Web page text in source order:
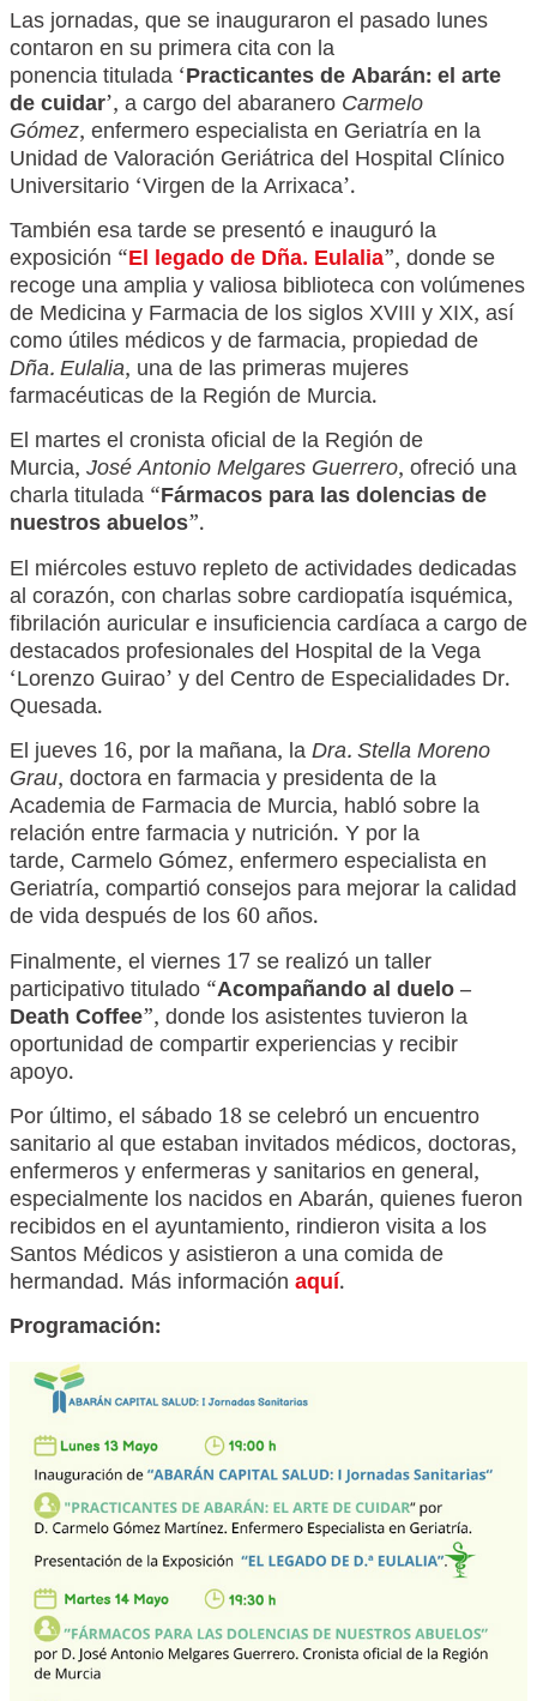
Las jornadas, que se inauguraron el pasado lunes
contaron en su primera cita con la
ponencia titulada ‘Practicantes de Abarán: el arte
de cuidar’, a cargo del abaranero Carmelo
Gómez, enfermero especialista en Geriatría en la
Unidad de Valoración Geriátrica del Hospital Clínico
Universitario ‘Virgen de la Arrixaca’.
También esa tarde se presentó e inauguró la
exposición “El legado de Dña. Eulalia”, donde se
recoge una amplia y valiosa biblioteca con volúmenes
de Medicina y Farmacia de los siglos XVIII y XIX, así
como útiles médicos y de farmacia, propiedad de
Dña. Eulalia, una de las primeras mujeres
farmacéuticas de la Región de Murcia.
El martes el cronista oficial de la Región de
Murcia, José Antonio Melgares Guerrero, ofreció una
charla titulada “Fármacos para las dolencias de
nuestros abuelos”.
El miércoles estuvo repleto de actividades dedicadas
al corazón, con charlas sobre cardiopatía isquémica,
fibrilación auricular e insuficiencia cardíaca a cargo de
destacados profesionales del Hospital de la Vega
‘Lorenzo Guirao’ y del Centro de Especialidades Dr.
Quesada.
El jueves 16, por la mañana, laDra. Stella Moreno
Grau, doctora en farmacia y presidenta de la
Academia de Farmacia de Murcia, habló sobre la
relación entre farmacia y nutrición. Y por la
tarde, Carmelo Gómez, enfermero especialista en
Geriatría, compartió consejos para mejorar la calidad
de vida después de los 60 años.
Finalmente, el viernes 17 se realizó un taller
participativo titulado “Acompañando al duelo –
Death Coffee”, donde los asistentes tuvieron la
oportunidad de compartir experiencias y recibir
apoyo.
Por último, el sábado 18 se celebró un encuentro
sanitario al que estaban invitados médicos, doctoras,
enfermeros y enfermeras y sanitarios en general,
especialmente los nacidos en Abarán, quienes fueron
recibidos en el ayuntamiento, rindieron visita a los
Santos Médicos y asistieron a una comida de
hermandad. Más información aquí.
Programación: